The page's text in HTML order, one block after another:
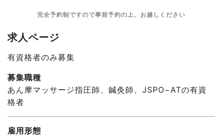
完全予約制ですので事前予約の上、お越しください
求人ページ
有資格者のみ募集
募集職種
あん摩マッサージ指圧師、鍼灸師、JSPO−ATの有資
格者
雇用形態